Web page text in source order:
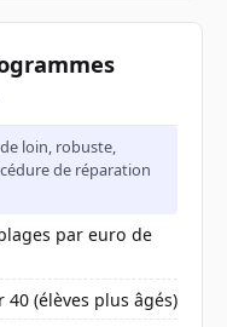
loin, robuste,
de réparation
par euro de
40 (élèves plus âgés)